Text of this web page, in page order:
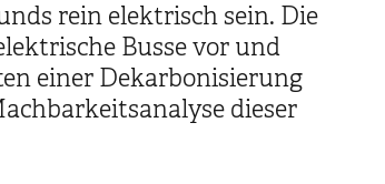
rein elektrisch sein. Die
Busse vor und
einer Dekarbonisierung
dieser